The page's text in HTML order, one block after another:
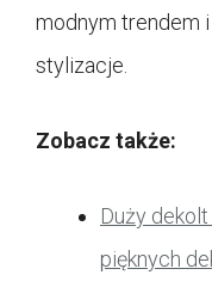
modnym trendem
stylizacje.
Zobacz także:
Duży
pięknych